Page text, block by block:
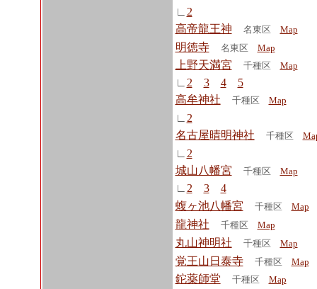
∟ 2
高帝龍王神
名東区 Map
明徳寺 名東区 Map
上野天満宮 千種区 Map
∟ 2 3 4
5
高牟神社
千種区 Map
∟ 2
名古屋晴明神社
千種区
∟ 2
城山八幡宮
千種区 Map
∟ 2 3
4
蝮ヶ池八幡宮
千種区 Map
龍神社 千種区 Map
丸山神明社 千種区 Map
覚王山日泰寺 千種区 Map
鉈薬師堂 千種区 Map